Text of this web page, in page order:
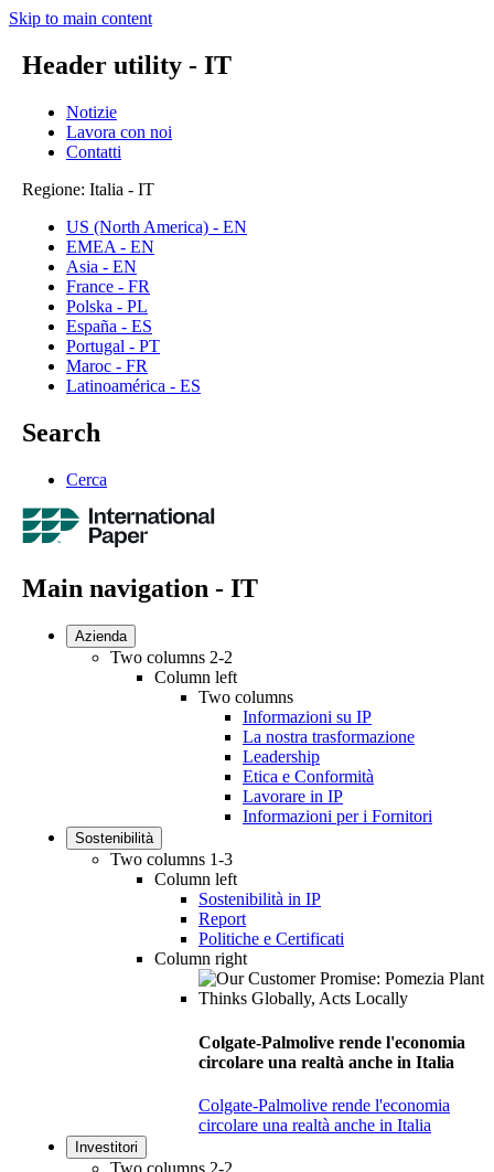
Skip to main content
Header utility - IT
Notizie
Lavora con noi
Contatti
Regione: Italia - IT
US (North America) - EN
EMEA - EN
Asia - EN
France - FR
Polska - PL
España - ES
Portugal - PT
Maroc - FR
Latinoamérica - ES
Search
Cerca
Main navigation - IT
Azienda
Two columns 2-2
Column left
Two columns
Informazioni su IP
La nostra trasformazione
Leadership
Etica e Conformità
Lavorare in IP
Informazioni per i Fornitori
Sostenibilità
Two columns 1-3
Column left
Sostenibilità in IP
Report
Politiche e Certificati
Column right
Colgate-Palmolive rende l'economia
circolare una realtà anche in Italia
Colgate-Palmolive rende l'economia
circolare una realtà anche in Italia
Investitori
Two columns 2-2